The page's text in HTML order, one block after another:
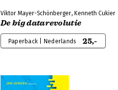
Viktor Mayer-Schönberger, Kenneth Cukier
De big datarevolutie
Paperback | Nederlands 25,-